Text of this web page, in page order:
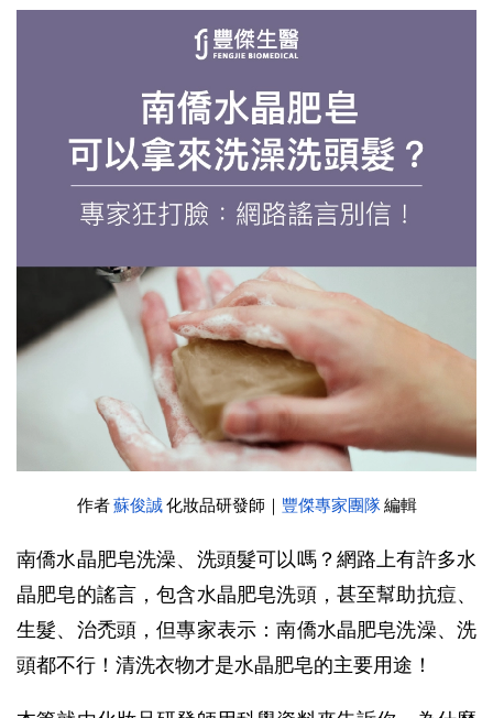
作者 蘇俊誠 化妝品研發師｜ 豐傑專家團隊 編輯
南僑水晶肥皂洗澡、洗頭髮可以嗎？網路上有許多水
晶肥皂的謠言，包含水晶肥皂洗頭，甚至幫助抗痘、
生髮、治禿頭，但專家表示：南僑水晶肥皂洗澡、洗
頭都不行！清洗衣物才是水晶肥皂的主要用途！